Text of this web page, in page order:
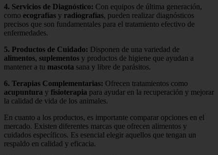
4. Servicios de Diagnóstico: Con equipos de última generación,
como ecografías y radiografías, pueden realizar diagnósticos
precisos que son fundamentales para el tratamiento efectivo de
enfermedades.
5. Productos de Cuidado: Disponen de una variedad de
alimentos, suplementos y productos de higiene que ayudan a
mantener a tu mascota sana y libre de parásitos.
6. Terapias Complementarias: Ofrecen tratamientos como
acupuntura y fisioterapia para ayudar en la recuperación y mejorar
la calidad de vida de los animales.
En cuanto a los productos, es importante comparar opciones en el
mercado. Existen diferentes marcas que ofrecen alimentos y
cuidados específicos. Es esencial elegir aquellos que tengan un
respaldo en calidad y eficacia.